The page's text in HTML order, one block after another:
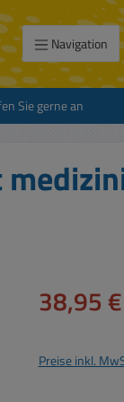
Navigation
Sie gerne an
Verkaufspreis:
38,95 €
Preise inkl.